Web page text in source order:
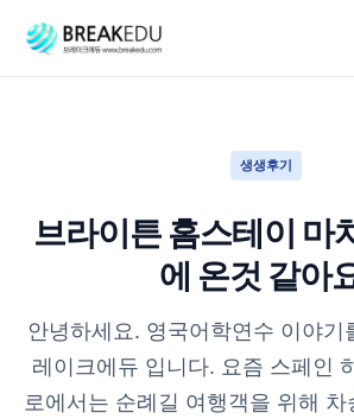
생생후기
브라이튼 홈스테이 마
에 온것 같아
안녕하세요. 영국어학연수 이야기
레이크에듀 입니다. 요즘 스페인
로에서는 순례길 여행객을 위해